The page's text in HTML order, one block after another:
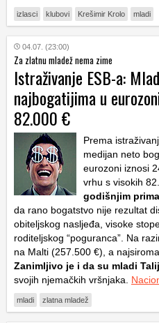
izlasci klubovi Krešimir Krolo mladi
04.07. (23:00)
Za zlatnu mladež nema zime
Istraživanje ESB-a:
najbogatijima u
82.000 €
Prema
medijan neto
eurozoni iznosi
vrhu s visokih
godišnjim
da rano bogatstvo nije rezultat
obiteljskog nasljeđa, visoke
roditeljskog “poguranca”. Na
na Malti (257.500 €), a
Zanimljivo je i da su mladi
svojih njemačkih vršnjaka.
mladi zlatna mladež